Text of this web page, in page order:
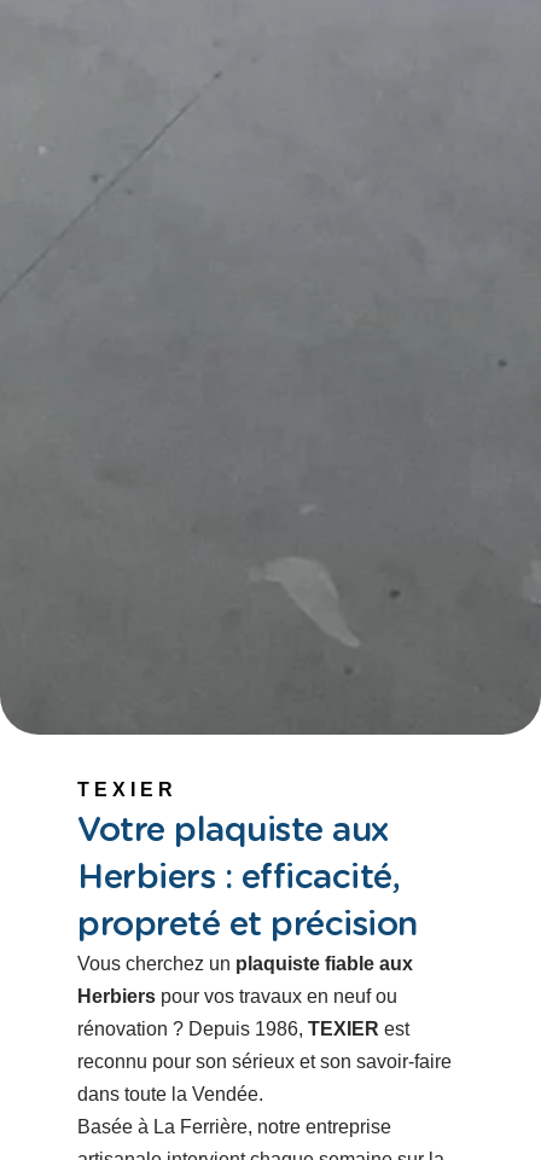
TEXIER
Votre plaquiste aux
Herbiers : efficacité,
propreté et précision
Vous cherchez un plaquiste fiable aux
Herbiers pour vos travaux en neuf ou
rénovation ? Depuis 1986, TEXIER est
reconnu pour son sérieux et son savoir-faire
dans toute la Vendée.
Basée à La Ferrière, notre entreprise